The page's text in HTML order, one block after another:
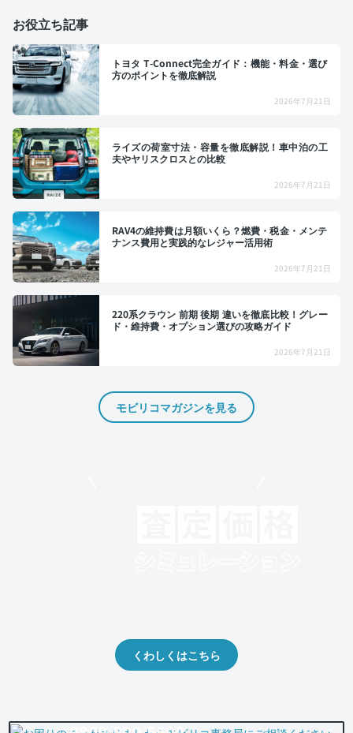
お役立ち記事
トヨタ T-Connect完全ガイド：機能・料金・選び
方のポイントを徹底解説
2026年7月21日
ライズの荷室寸法・容量を徹底解説！車中泊の工
夫やヤリスクロスとの比較
2026年7月21日
RAV4の維持費は月額いくら？燃費・税金・メンテ
ナンス費用と実践的なレジャー活用術
2026年7月21日
220系クラウン 前期 後期 違いを徹底比較！グレー
ド・維持費・オプション選びの攻略ガイド
2026年7月21日
モビリコマガジンを見る
くわしくはこちら